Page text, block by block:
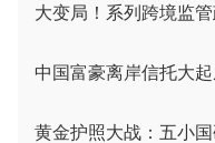
大变局！系列跨境监
中国富豪离岸信托大
黄金护照大战：五小